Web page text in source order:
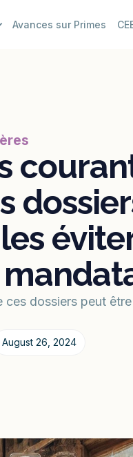
Avances sur Primes
ces dossiers peut
August 26, 2024